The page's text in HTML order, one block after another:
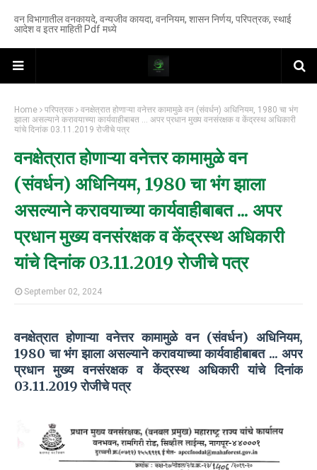
वन विभागातील वनकायदे, वन्यजीव कायदा, वननियम, शासन निर्णय, परिपत्रक, स्थाई
आदेश व इतर माहिती Pdf मध्ये
Home परिपत्रक
वनक्षेत्रात होणाऱ्या वनेत्तर कामामुळे वन (संवर्धन) अधिनियम, 1980 चा भंग
झाला असल्याने करावयाच्या कार्यवाहीबाबत ... अपर प्रधान मुख्य वनसंरक्षक व केंद्रस्थ अधिकारी
यांचे दिनांक 03.11.2019 रोजीचे पत्र
वनक्षेत्रात होणाऱ्या वनेत्तर कामामुळे वन
(संवर्धन) अधिनियम, 1980 चा भंग झाला
असल्याने करावयाच्या कार्यवाहीबाबत ... अपर
प्रधान मुख्य वनसंरक्षक व केंद्रस्थ अधिकारी
यांचे दिनांक 03.11.2019 रोजीचे पत्र
September 02, 2024
वनक्षेत्रात होणाऱ्या वनेत्तर कामामुळे वन (संवर्धन) अधिनियम,
1980 चा भंग झाला असल्याने करावयाच्या कार्यवाहीबाबत ... अपर
प्रधान मुख्य वनसंरक्षक व केंद्रस्थ अधिकारी यांचे दिनांक
03.11.2019 रोजीचे पत्र